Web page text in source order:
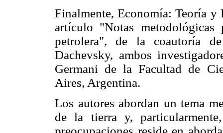
Finalmente, Economía: Teoría
artículo "Notas
petrolera", de la coautoría
Dachevsky, ambos
Germani de la Facultad de
Aires, Argentina.
Los autores abordan un tema
de la tierra y,